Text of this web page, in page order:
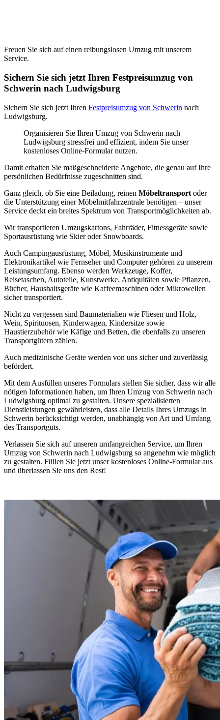
Freuen Sie sich auf einen reibungslosen Umzug mit unserem
Service.
Sichern Sie sich jetzt Ihren Festpreisumzug von
Schwerin nach Ludwigsburg
Sichern Sie sich jetzt Ihren Festpreisumzug von Schwerin nach
Ludwigsburg.
Organisieren Sie Ihren Umzug von Schwerin nach
Ludwigsburg stressfrei und effizient, indem Sie unser
kostenloses Online-Formular nutzen.
Damit erhalten Sie maßgeschneiderte Angebote, die genau auf Ihre
persönlichen Bedürfnisse zugeschnitten sind.
Ganz gleich, ob Sie eine Beiladung, reinen Möbeltransport oder
die Unterstützung einer Möbelmitfahrzentrale benötigen – unser
Service deckt ein breites Spektrum von Transportmöglichkeiten ab.
Wir transportieren Umzugskartons, Fahrräder, Fitnessgeräte sowie
Sportausrüstung wie Skier oder Snowboards.
Auch Campingausrüstung, Möbel, Musikinstrumente und
Elektronikartikel wie Fernseher und Computer gehören zu unserem
Leistungsumfang. Ebenso werden Werkzeuge, Koffer,
Reisetaschen, Autoteile, Kunstwerke, Antiquitäten sowie Pflanzen,
Bücher, Haushaltsgeräte wie Kaffeemaschinen oder Mikrowellen
sicher transportiert.
Nicht zu vergessen sind Baumaterialien wie Fliesen und Holz,
Wein, Spirituosen, Kinderwagen, Kindersitze sowie
Haustierzubehör wie Käfige und Betten, die ebenfalls zu unseren
Transportgütern zählen.
Auch medizinische Geräte werden von uns sicher und zuverlässig
befördert.
Mit dem Ausfüllen unseres Formulars stellen Sie sicher, dass wir alle
nötigen Informationen haben, um Ihren Umzug von Schwerin nach
Ludwigsburg optimal zu gestalten. Unsere spezialisierten
Dienstleistungen gewährleisten, dass alle Details Ihres Umzugs in
Schwerin berücksichtigt werden, unabhängig von Art und Umfang
des Transportguts.
Verlassen Sie sich auf unseren umfangreichen Service, um Ihren
Umzug von Schwerin nach Ludwigsburg so angenehm wie möglich
zu gestalten. Füllen Sie jetzt unser kostenloses Online-Formular aus
und überlassen Sie uns den Rest!